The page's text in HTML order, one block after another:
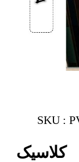
SKU :
کلاسیک